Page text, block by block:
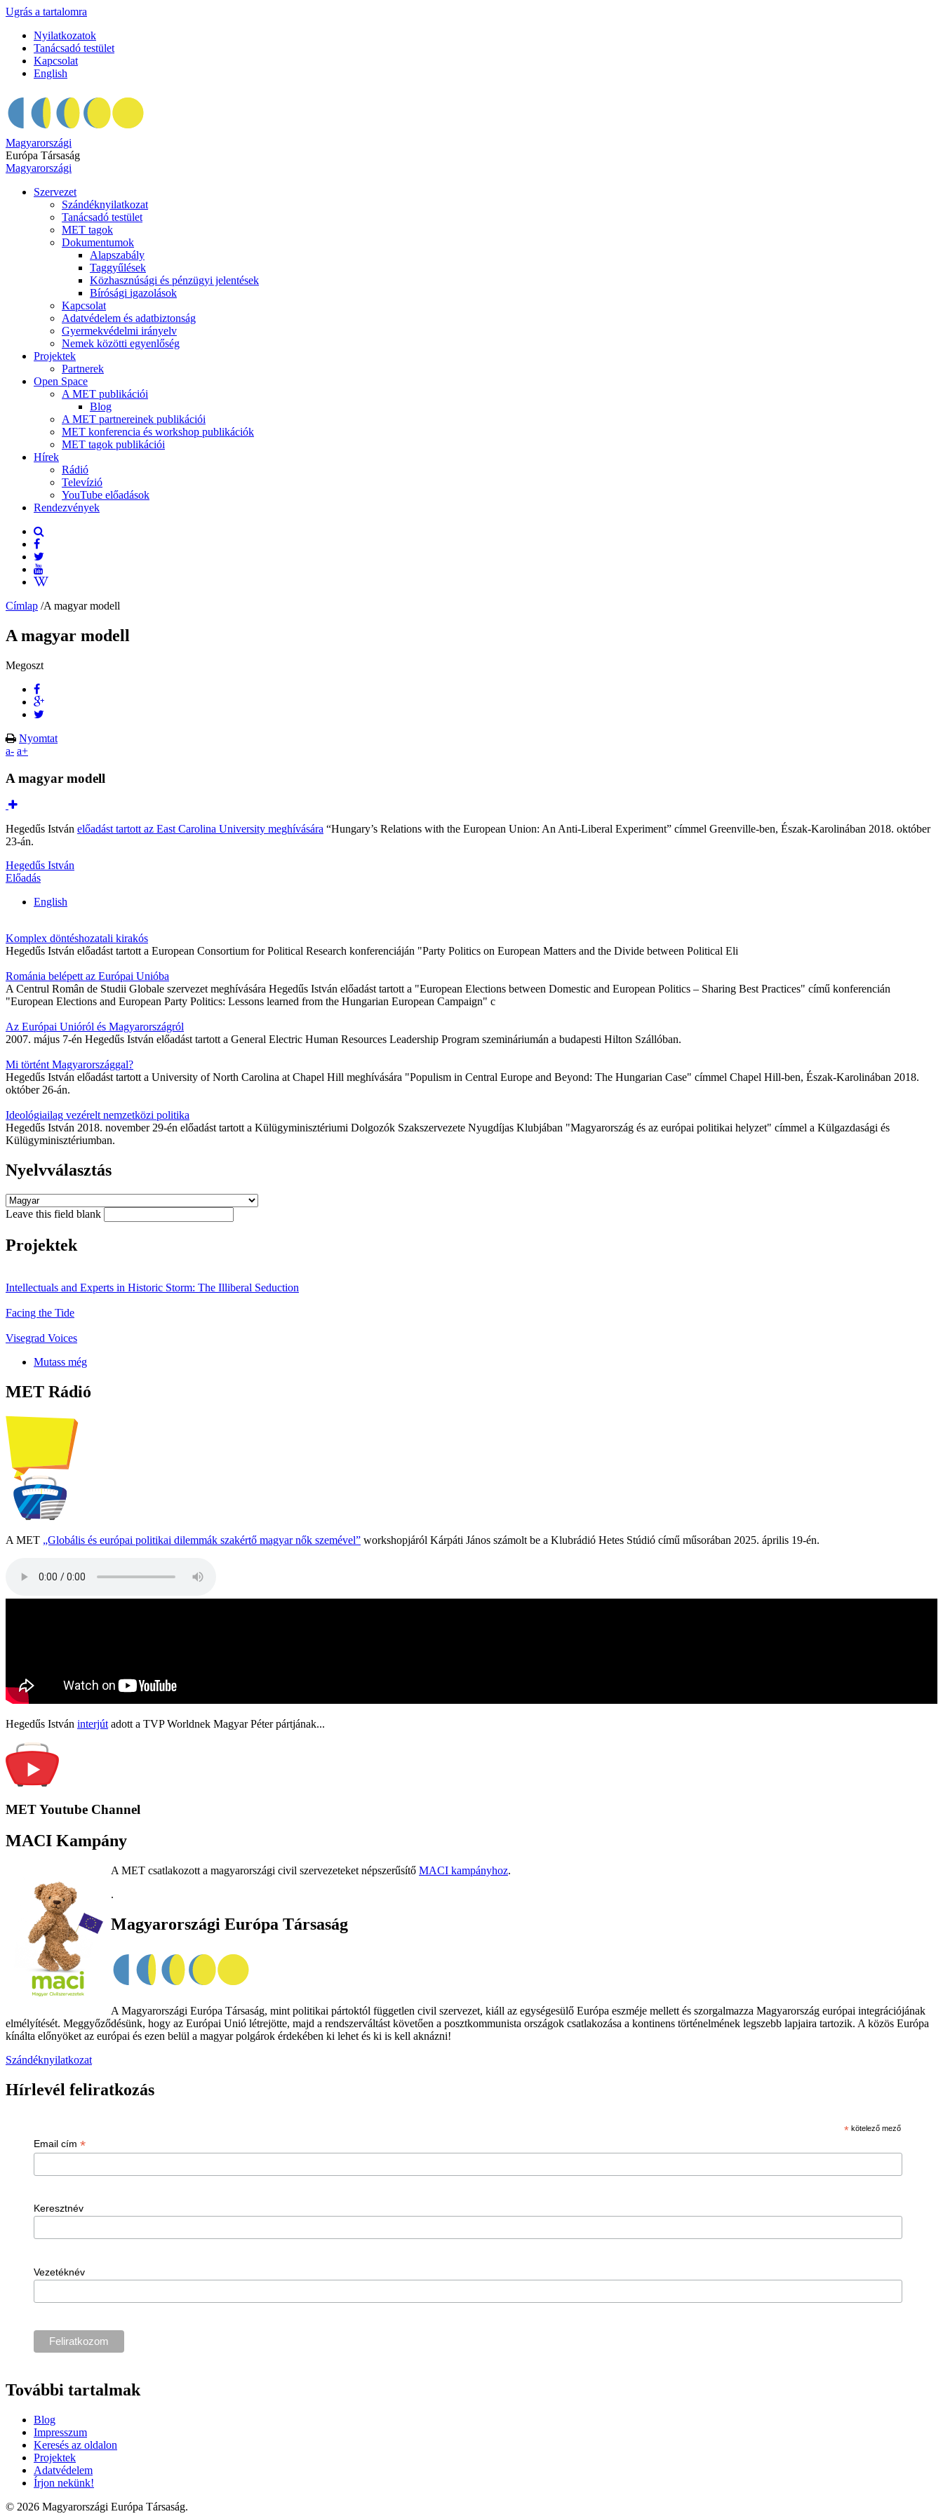
Ugrás a tartalomra
Nyilatkozatok
Tanácsadó testület
Kapcsolat
English
Magyarországi
Európa Társaság
Magyarországi
Szervezet
Szándéknyilatkozat
Tanácsadó testület
MET tagok
Dokumentumok
Alapszabály
Taggyűlések
Közhasznúsági és pénzügyi jelentések
Bírósági igazolások
Kapcsolat
Adatvédelem és adatbiztonság
Gyermekvédelmi irányelv
Nemek közötti egyenlőség
Projektek
Partnerek
Open Space
A MET publikációi
Blog
A MET partnereinek publikációi
MET konferencia és workshop publikációk
MET tagok publikációi
Hírek
Rádió
Televízió
YouTube előadások
Rendezvények
Címlap /A magyar modell
A magyar modell
Megoszt
Nyomtat
a- a+
A magyar modell
Hegedűs István előadást tartott az East Carolina University meghívására “Hungary’s Relations with the European Union: An Anti-Liberal Experiment” címmel Greenville-ben, Észak-Karolinában 2018. október
23-án.
Hegedűs István
Előadás
English
Komplex döntéshozatali kirakós
Hegedűs István előadást tartott a European Consortium for Political Research konferenciáján "Party Politics on European Matters and the Divide between Political Eli
Románia belépett az Európai Unióba
A Centrul Român de Studii Globale szervezet meghívására Hegedűs István előadást tartott a "European Elections between Domestic and European Politics – Sharing Best Practices" című konferencián
"European Elections and European Party Politics: Lessons learned from the Hungarian European Campaign" c
Az Európai Unióról és Magyarországról
2007. május 7-én Hegedűs István előadást tartott a General Electric Human Resources Leadership Program szemináriumán a budapesti Hilton Szállóban.
Mi történt Magyarországgal?
Hegedűs István előadást tartott a University of North Carolina at Chapel Hill meghívására "Populism in Central Europe and Beyond: The Hungarian Case" címmel Chapel Hill-ben, Észak-Karolinában 2018.
október 26-án.
Ideológiailag vezérelt nemzetközi politika
Hegedűs István 2018. november 29-én előadást tartott a Külügyminisztériumi Dolgozók Szakszervezete Nyugdíjas Klubjában "Magyarország és az európai politikai helyzet" címmel a Külgazdasági és
Külügyminisztériumban.
Nyelvválasztás
Leave this field blank
Projektek
Intellectuals and Experts in Historic Storm: The Illiberal Seduction
Facing the Tide
Visegrad Voices
Mutass még
MET Rádió
A MET „Globális és európai politikai dilemmák szakértő magyar nők szemével” workshopjáról Kárpáti János számolt be a Klubrádió Hetes Stúdió című műsorában 2025. április 19-én.
Hegedűs István interjút adott a TVP Worldnek Magyar Péter pártjának...
MET Youtube Channel
MACI Kampány
A MET csatlakozott a magyarországi civil szervezeteket népszerűsítő MACI kampányhoz.
.
Magyarországi Európa Társaság
A Magyarországi Európa Társaság, mint politikai pártoktól független civil szervezet, kiáll az egységesülő Európa eszméje mellett és szorgalmazza Magyarország európai integrációjának
elmélyítését. Meggyőződésünk, hogy az Európai Unió létrejötte, majd a rendszerváltást követően a posztkommunista országok csatlakozása a kontinens történelmének legszebb lapjaira tartozik. A közös Európa
kínálta előnyöket az európai és ezen belül a magyar polgárok érdekében ki lehet és ki is kell aknázni!
Szándéknyilatkozat
Hírlevél feliratkozás
* kötelező mező
Email cím *
Keresztnév
Vezetéknév
További tartalmak
Blog
Impresszum
Keresés az oldalon
Projektek
Adatvédelem
Írjon nekünk!
© 2026 Magyarországi Európa Társaság.